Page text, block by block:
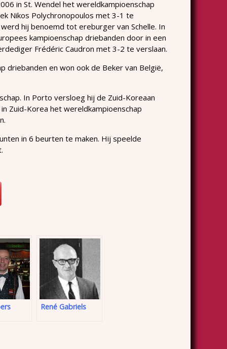
in St. Wendel het wereldkampioenschap
Nikos Polychronopoulos met 3-1 te
hij benoemd tot ereburger van Schelle. In
kampioenschap driebanden door in een
Frédéric Caudron met 3-2 te verslaan.
driebanden en won ook de Beker van België,
In Porto versloeg hij de Zuid-Koreaan
Zuid-Korea het wereldkampioenschap
in 6 beurten te maken. Hij speelde
René Gabriels